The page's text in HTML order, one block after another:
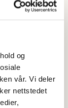
og
vår. Vi deler
nettstedet